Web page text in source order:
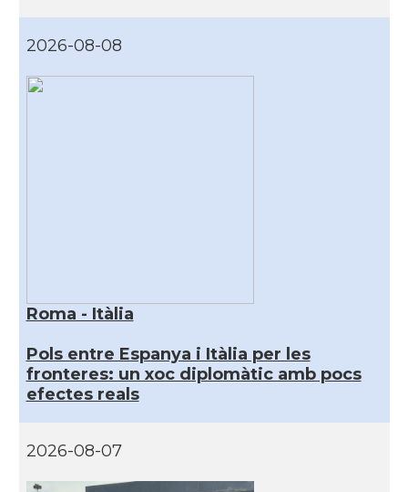
2026-08-08
Roma - Itàlia
Pols entre Espanya i Itàlia per les
fronteres: un xoc diplomàtic amb pocs
efectes reals
2026-08-07